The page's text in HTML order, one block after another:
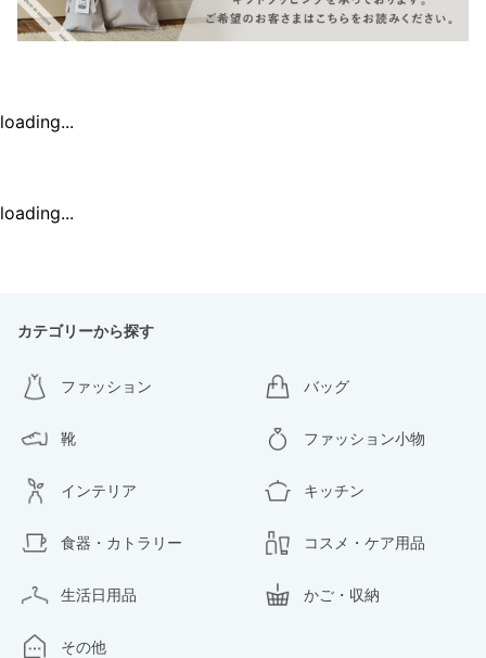
loading...
loading...
カテゴリーから探す
ファッション バッグ
靴 ファッション小物
インテリア キッチン
食器・カトラリー コスメ・ケア用品
生活日用品 かご・収納
その他